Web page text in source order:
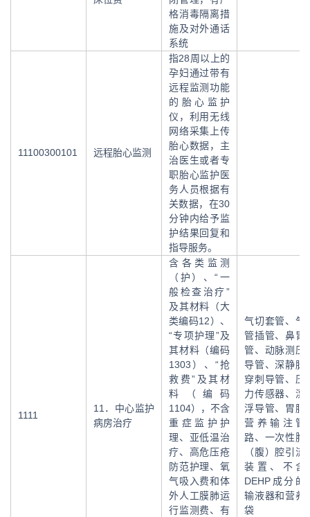
格消毒隔离措
施及对外通话
系统
11100300101 远程胎心监测
指28周以上的
孕妇通过带有
远程监测功能
的胎心监护
仪，利用无线
网络采集上传
胎心数据，主
治医生或者专
职胎心监护医
务人员根据有
关数据，在30
分钟内给予监
护结果回复和
指导服务。
1111
11．中心监护
病房治疗
含各类监测
（护）、“一
般检查治疗”
及其材料（大
类编码12）、
“专项护理”及
其材料（编码
1303）、“抢
救费”及其材
料（编码
1104），不含
重症监护护
理、亚低温治
疗、高危压疮
防范护理、氧
气吸入费和体
外人工膜肺运
行监测费、有
气切套管、气
管插管、鼻胃
管、动脉测压
导管、深静脉
穿刺导管、压
力传感器、漂
浮导管、胃肠
营养输注管
路、一次性胸
（腹）腔引流
装置、不含
DEHP成分的
输液器和营养
袋